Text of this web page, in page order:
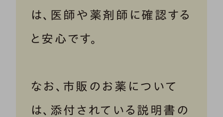
は、医師や薬剤師に確認する
と安心です。
なお、市販のお薬について
は、添付されている説明書の